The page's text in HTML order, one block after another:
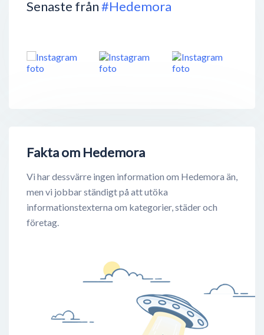
Senaste från#Hedemora
Fakta om Hedemora
Vi har dessvärre ingen information om Hedemora än,
men vi jobbar ständigt på att utöka
informationstexterna om kategorier, städer och
företag.